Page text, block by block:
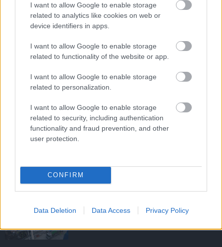
I want to allow Google to enable storage
related to analytics like cookies on web or
device identifiers in apps.
I want to allow Google to enable storage
related to functionality of the website or app.
I want to allow Google to enable storage
related to personalization.
I want to allow Google to enable storage
related to security, including authentication
functionality and fraud prevention, and other
user protection.
CONFIRM
Data Deletion Data Access Privacy Policy
Amire többmillióan vártunk: szombattól
másodfokúra csökken a riasztás
HIRDETÉS
LEGOLVASOTTABB
mérföldköve a felülvizsgálat
árnyékában?